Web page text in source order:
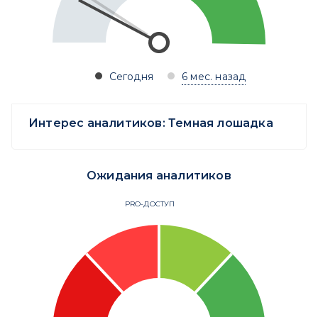
Сегодня 6 мес. назад
Интерес аналитиков: Темная лошадка
Ожидания аналитиков
PRO-ДОСТУП